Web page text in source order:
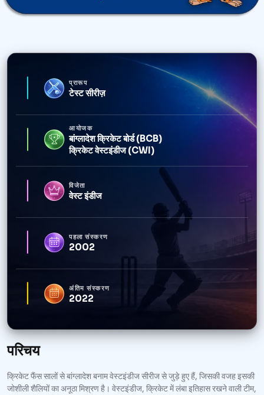
प्रारूप
टेस्ट सीरीज़
आयोजक
बांग्लादेश क्रिकेट बोर्ड (BCB)
क्रिकेट वेस्टइंडीज (CWI)
विजेता
वेस्ट इंडीज
पहला संस्करण
2002
अंतिम संस्करण
2022
परिचय
क्रिकेट फैंस सालों से बांग्लादेश बनाम वेस्टइंडीज सीरीज से जुड़े हुए हैं, जिसकी वजह इसकी
जोशीली शैलियों का अनूठा मिश्रण है। वेस्टइंडीज, क्रिकेट में लंबा इतिहास रखने वाली टीम,